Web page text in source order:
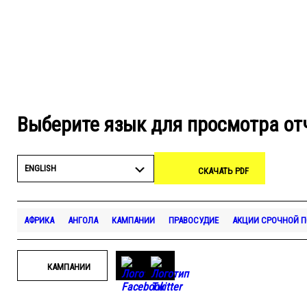
Выберите язык для просмотра
ENGLISH СКАЧАТЬ PDF
АФРИКА АНГОЛА КАМПАНИИ ПРАВОСУДИЕ АКЦИИ СРОЧНОЙ
КАМПАНИИ